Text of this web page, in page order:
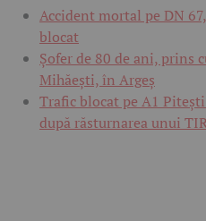
Accident mortal pe DN
blocat
Șofer de 80 de ani, prins
Mihăești, în Argeș
Trafic blocat pe A1
după răsturnarea unui